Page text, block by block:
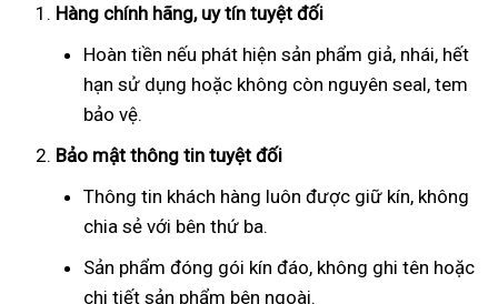
Hàng chính hãng, uy tín tuyệt đối
Hoàn tiền nếu phát hiện sản phẩm giả, nhái, hết
hạn sử dụng hoặc không còn nguyên seal, tem
bảo vệ.
Bảo mật thông tin tuyệt đối
Thông tin khách hàng luôn được giữ kín, không
chia sẻ với bên thứ ba.
Sản phẩm đóng gói kín đáo, không ghi tên hoặc
chi tiết sản phẩm bên ngoài.